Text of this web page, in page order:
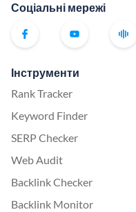
Соціальні мережі
Інструменти
Rank Tracker
Keyword Finder
SERP Checker
Web Audit
Backlink Checker
Backlink Monitor